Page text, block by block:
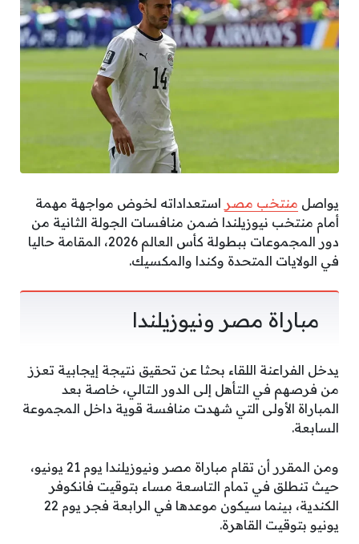
يواصل منتخب مصر استعداداته لخوض مواجهة مهمة
أمام منتخب نيوزيلندا ضمن منافسات الجولة الثانية من
دور المجموعات ببطولة كأس العالم 2026، المقامة حاليا
في الولايات المتحدة وكندا والمكسيك.
مباراة مصر ونيوزيلندا
يدخل الفراعنة اللقاء بحثا عن تحقيق نتيجة إيجابية تعزز
من فرصهم في التأهل إلى الدور التالي، خاصة بعد
المباراة الأولى التي شهدت منافسة قوية داخل المجموعة
السابعة.
ومن المقرر أن تقام مباراة مصر ونيوزيلندا يوم 21 يونيو،
حيث تنطلق في تمام التاسعة مساء بتوقيت فانكوفر
الكندية، بينما سيكون موعدها في الرابعة فجر يوم 22
يونيو بتوقيت القاهرة.